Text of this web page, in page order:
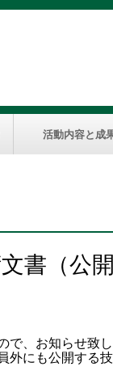
活動内容と成
文書（
で、お知らせ致
外にも公開する